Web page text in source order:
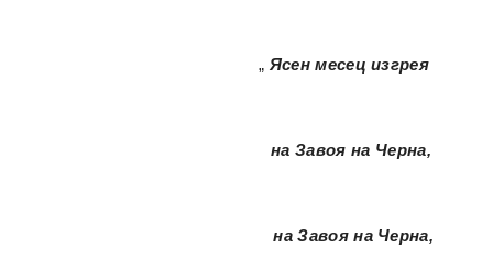
„ Ясен месец изгрея
на Завоя на Черна,
на Завоя на Черна,